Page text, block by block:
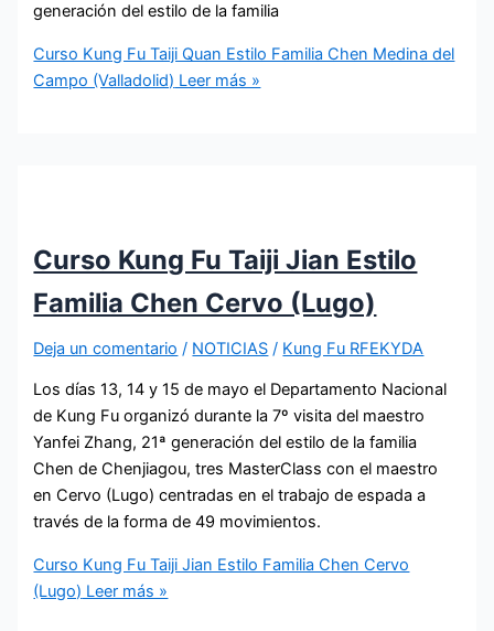
generación del estilo de la familia
Curso Kung Fu Taiji Quan Estilo Familia Chen Medina del
Campo (Valladolid) Leer más »
Curso Kung Fu Taiji Jian Estilo
Familia Chen Cervo (Lugo)
Deja un comentario / NOTICIAS / Kung Fu RFEKYDA
Los días 13, 14 y 15 de mayo el Departamento Nacional
de Kung Fu organizó durante la 7º visita del maestro
Yanfei Zhang, 21ª generación del estilo de la familia
Chen de Chenjiagou, tres MasterClass con el maestro
en Cervo (Lugo) centradas en el trabajo de espada a
través de la forma de 49 movimientos.
Curso Kung Fu Taiji Jian Estilo Familia Chen Cervo
(Lugo) Leer más »